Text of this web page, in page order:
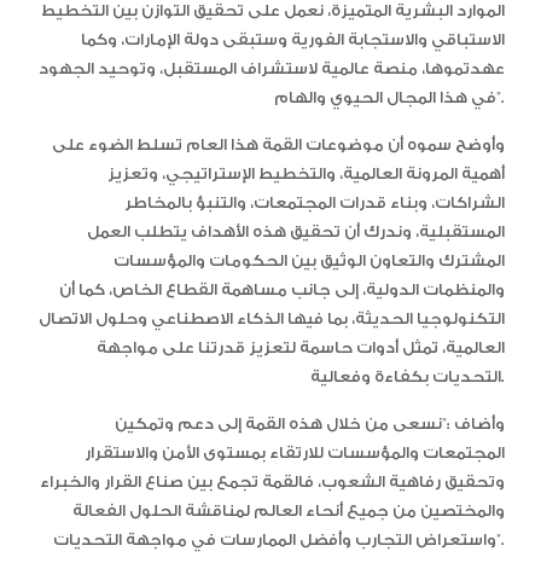
الموارد البشرية المتميزة، نعمل على تحقيق التوازن بين التخطيط
الاستباقي والاستجابة الفورية وستبقى دولة الإمارات، وكما
عهدتموها، منصة عالمية لاستشراف المستقبل، وتوحيد الجهود
في هذا المجال الحيوي والهام”.
وأوضح سموه أن موضوعات القمة هذا العام تسلط الضوء على
أهمية المرونة العالمية، والتخطيط الإستراتيجي، وتعزيز
الشراكات، وبناء قدرات المجتمعات، والتنبؤ بالمخاطر
المستقبلية، وندرك أن تحقيق هذه الأهداف يتطلب العمل
المشترك والتعاون الوثيق بين الحكومات والمؤسسات
والمنظمات الدولية، إلى جانب مساهمة القطاع الخاص، كما أن
التكنولوجيا الحديثة، بما فيها الذكاء الاصطناعي وحلول الاتصال
العالمية، تمثل أدوات حاسمة لتعزيز قدرتنا على مواجهة
التحديات بكفاءة وفعالية.
وأضاف :”نسعى من خلال هذه القمة إلى دعم وتمكين
المجتمعات والمؤسسات للارتقاء بمستوى الأمن والاستقرار
وتحقيق رفاهية الشعوب، فالقمة تجمع بين صناع القرار والخبراء
والمختصين من جميع أنحاء العالم لمناقشة الحلول الفعالة
واستعراض التجارب وأفضل الممارسات في مواجهة التحديات”.